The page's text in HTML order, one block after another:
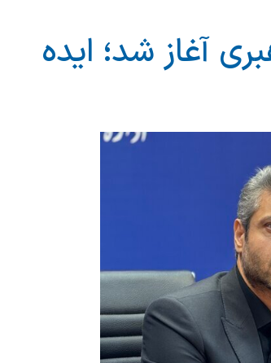
از پیام رهبری آغاز شد؛ ایده